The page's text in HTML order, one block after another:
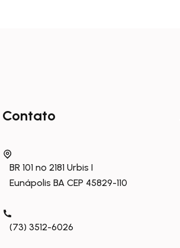
Contato
BR 101 nº 2181 Urbis I
Eunápolis BA CEP 45829-110
(73) 3512-6026